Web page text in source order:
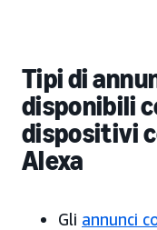
Tipi di
disponibili
dispositivi
Alexa
Gli annunci